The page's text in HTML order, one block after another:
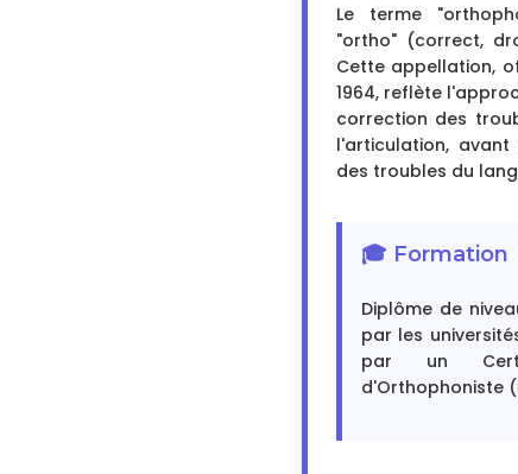
Le terme
"ortho" (correct,
Cette appellation,
1964, reflète
correction des
l'articulation,
des troubles du
🎓 Formation
Diplôme de
par les
par un
d'Orthophoniste